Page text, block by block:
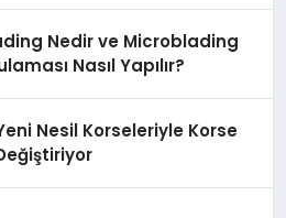
Nedir ve Microblading
Nasıl Yapılır?
Nesil Korseleriyle Korse